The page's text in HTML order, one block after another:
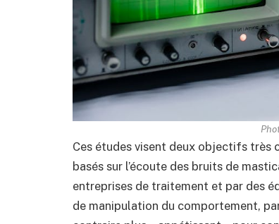
Ces études visent deux objectifs très
basés sur l’écoute des bruits de
entreprises de traitement et par des
de manipulation du comportement,